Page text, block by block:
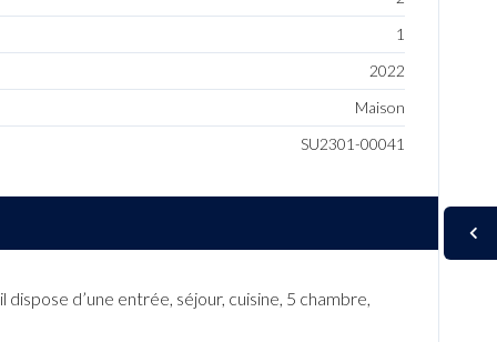
1
2022
Maison
SU2301-00041
d’une entrée, séjour, cuisine, 5 chambre,